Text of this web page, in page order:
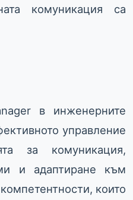
комуникация са
в инженерните
управление
за комуникация,
и адаптиране към
които